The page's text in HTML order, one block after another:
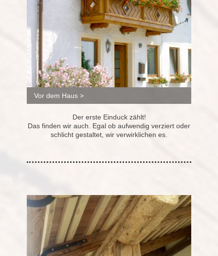
Vor dem Haus >
Der erste Einduck zählt!
Das finden wir auch. Egal ob aufwendig verziert oder
schlicht gestaltet, wir verwirklichen es.